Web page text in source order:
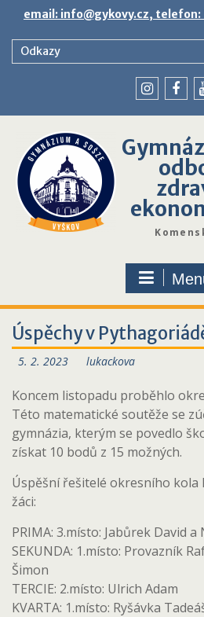
content
email: info@gykovy.cz, telefon:
Odkazy
Úspěchy v
5. 2. 2023 lukackova
Koncem listopadu proběhlo
Této matematické soutěže se
gymnázia, kterým se povedlo
získat 10 bodů z 15 možných.
Úspěšní řešitelé okresního
žáci:
PRIMA: 3.místo: Jabůrek David
SEKUNDA: 1.místo: Provazník
Šimon
TERCIE: 2.místo: Ulrich Adam
KVARTA: 1.místo: Ryšávka